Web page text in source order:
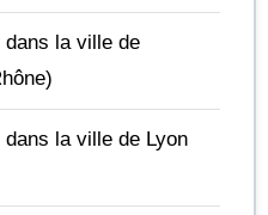
la ville de
la ville de Lyon